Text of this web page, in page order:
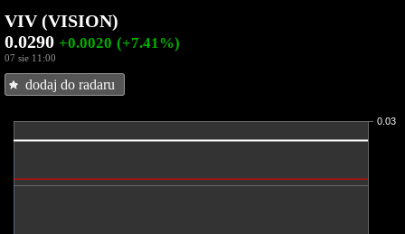
VIV (VISION)
0.0290 +0.0020 (+7.41%)
07 sie 11:00
dodaj do radaru
0.03